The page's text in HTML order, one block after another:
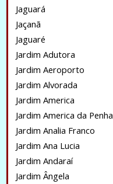
Jaguará
Jaçanã
Jaguaré
Jardim Adutora
Jardim Aeroporto
Jardim Alvorada
Jardim America
Jardim America da Penha
Jardim Analia Franco
Jardim Ana Lucia
Jardim Andaraí
Jardim Ângela